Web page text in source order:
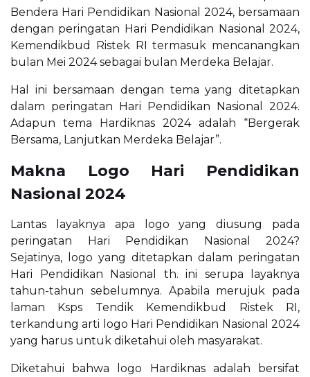
Bendera Hari Pendidikan Nasional 2024, bersamaan
dengan peringatan Hari Pendidikan Nasional 2024,
Kemendikbud Ristek RI termasuk mencanangkan
bulan Mei 2024 sebagai bulan Merdeka Belajar.
Hal ini bersamaan dengan tema yang ditetapkan
dalam peringatan Hari Pendidikan Nasional 2024.
Adapun tema Hardiknas 2024 adalah “Bergerak
Bersama, Lanjutkan Merdeka Belajar”.
Makna Logo Hari Pendidikan
Nasional 2024
Lantas layaknya apa logo yang diusung pada
peringatan Hari Pendidikan Nasional 2024?
Sejatinya, logo yang ditetapkan dalam peringatan
Hari Pendidikan Nasional th. ini serupa layaknya
tahun-tahun sebelumnya. Apabila merujuk pada
laman Ksps Tendik Kemendikbud Ristek RI,
terkandung arti logo Hari Pendidikan Nasional 2024
yang harus untuk diketahui oleh masyarakat.
Diketahui bahwa logo Hardiknas adalah bersifat